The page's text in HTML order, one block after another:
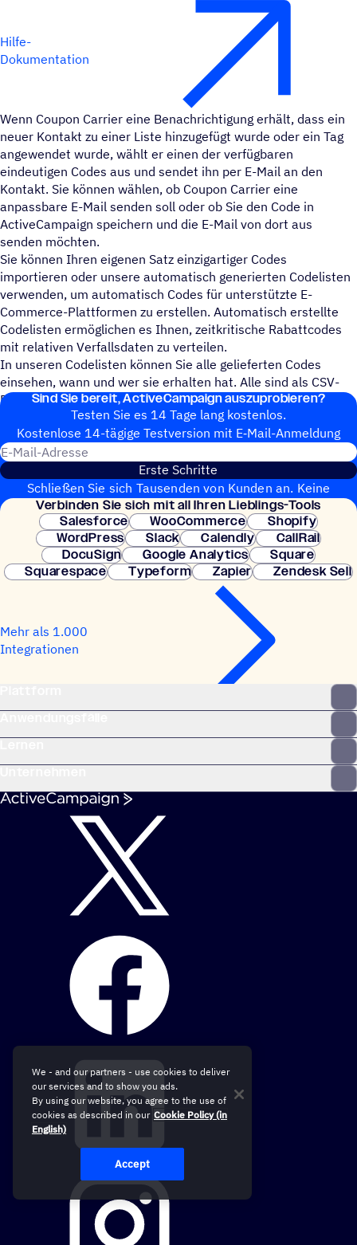
Hilfe-
Dokumentation
Wenn Coupon Carrier eine Benachrichtigung erhält, dass ein
neuer Kontakt zu einer Liste hinzugefügt wurde oder ein Tag
angewendet wurde, wählt er einen der verfügbaren
eindeutigen Codes aus und sendet ihn per E-Mail an den
Kontakt. Sie können wählen, ob Coupon Carrier eine
anpassbare E-Mail senden soll oder ob Sie den Code in
ActiveCampaign speichern und die E-Mail von dort aus
senden möchten.
Sie können Ihren eigenen Satz einzigartiger Codes
importieren oder unsere automatisch generierten Codelisten
verwenden, um automatisch Codes für unterstützte E-
Commerce-Plattformen zu erstellen. Automatisch erstellte
Codelisten ermöglichen es Ihnen, zeitkritische Rabattcodes
mit relativen Verfallsdaten zu verteilen.
In unseren Codelisten können Sie alle gelieferten Codes
einsehen, wann und wer sie erhalten hat. Alle sind als CSV-
Exporte verfügbar.
Sind Sie bereit, ActiveCampaign auszuprobieren?
Testen Sie es 14 Tage lang kostenlos.
Kosten­lose 14-tägige Test­ver­sion mit E‑Mail-Anmel­dung
Erste Schritte
Schließen Sie sich Tausenden von Kunden an. Keine
Kreditkarte erforderlich. Sofortige Einrichtung.
Verbin­den Sie sich mit all Ihren Lieblings-Tools
Salesforce
WooCommerce
Shopify
WordPress
Slack Calendly
CallRail
DocuSign
Google Analytics
Square
Squarespace
Typeform Zapier Zendesk Sell
Mehr als 1.000
Integrationen
We - and our partners - use cookies to deliver
our services and to show you ads.
By using our website, you agree to the use of
cookies as described in our Cookie Policy (in
English)
Accept